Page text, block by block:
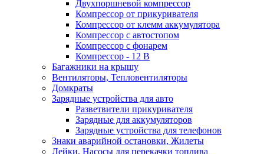
Двухпоршневой компрессор
Компрессор от прикуривателя
Компрессор от клемм аккумулятора
Компрессор с автостопом
Компрессор с фонарем
Компрессор - 12 В
Багажники на крышу
Вентиляторы, Тепловентиляторы
Домкраты
Зарядные устройства для авто
Разветвители прикуривателя
Зарядные для аккумуляторов
Зарядные устройства для телефонов
Знаки аварийной остановки, Жилеты
Лейки, Насосы для перекачки топлива